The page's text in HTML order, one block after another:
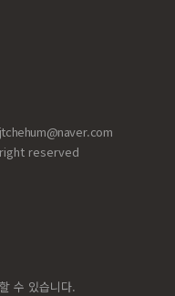
jtchehum@naver.com
right reserved
수 있습니다.